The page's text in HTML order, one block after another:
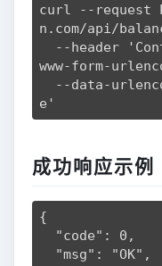
curl --request
n.com/api/
www-form-
e'
成功响应示例
{